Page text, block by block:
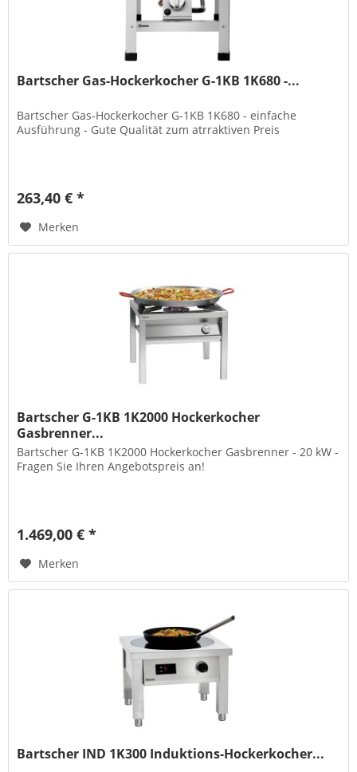
Bartscher Gas-Hockerkocher G-1KB 1K680 -...
Bartscher Gas-Hockerkocher G-1KB 1K680 - einfache
Ausführung - Gute Qualität zum atrraktiven Preis
263,40 € *
Merken
Bartscher G-1KB 1K2000 Hockerkocher
Gasbrenner...
Bartscher G-1KB 1K2000 Hockerkocher Gasbrenner - 20 kW -
Fragen Sie Ihren Angebotspreis an!
1.469,00 € *
Merken
Bartscher IND 1K300 Induktions-Hockerkocher...